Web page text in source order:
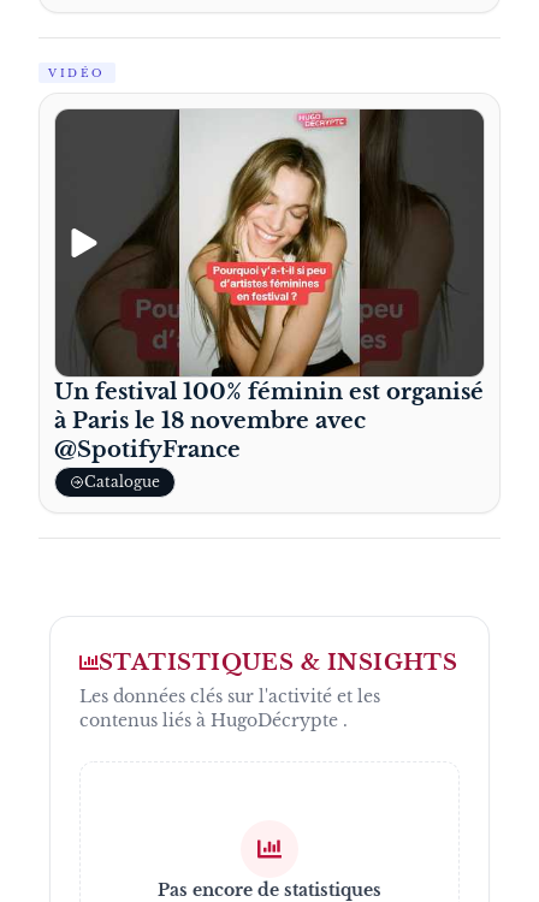
VIDÉO
Un festival 100% féminin est organisé
à Paris le 18 novembre avec
‪@SpotifyFrance‬
Catalogue
STATISTIQUES & INSIGHTS
Les données clés sur l'activité et les
contenus liés à HugoDécrypte .
Pas encore de statistiques